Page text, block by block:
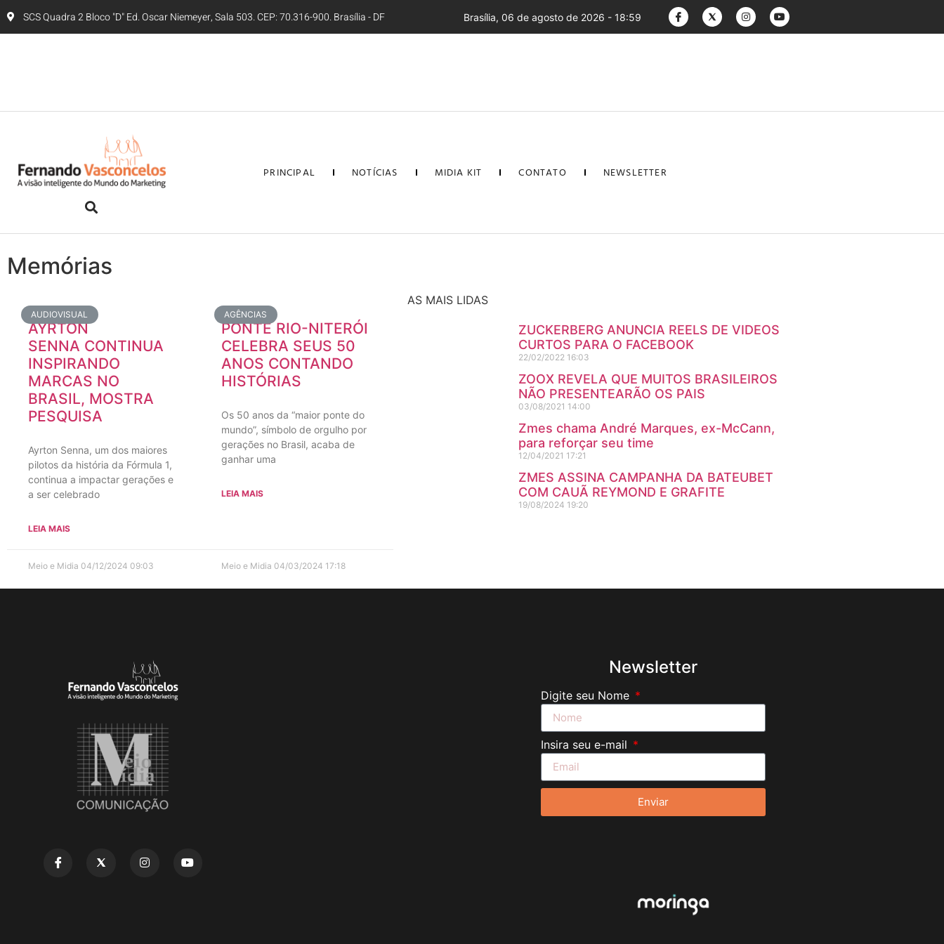
SCS Quadra 2 Bloco "D" Ed. Oscar Niemeyer, Sala 503. CEP: 70.316-900. Brasília - DF Brasília, 06 de agosto de 2026 - 18:59
PRINCIPAL NOTÍCIAS MIDIA KIT CONTATO NEWSLETTER
Memórias
AUDIOVISUAL
AYRTON
SENNA CONTINUA
INSPIRANDO
MARCAS NO
BRASIL, MOSTRA
PESQUISA
Ayrton Senna, um dos maiores
pilotos da história da Fórmula 1,
continua a impactar gerações e
a ser celebrado
LEIA MAIS
Meio e Midia 04/12/2024 09:03
AGÊNCIAS
PONTE RIO-NITERÓI
CELEBRA SEUS 50
ANOS CONTANDO
HISTÓRIAS
Os 50 anos da “maior ponte do
mundo”, símbolo de orgulho por
gerações no Brasil, acaba de
ganhar uma
LEIA MAIS
Meio e Midia 04/03/2024 17:18
AS MAIS LIDAS
ZUCKERBERG ANUNCIA REELS DE VIDEOS
CURTOS PARA O FACEBOOK
22/02/2022 16:03
ZOOX REVELA QUE MUITOS BRASILEIROS
NÃO PRESENTEARÃO OS PAIS
03/08/2021 14:00
Zmes chama André Marques, ex-McCann,
para reforçar seu time
12/04/2021 17:21
ZMES ASSINA CAMPANHA DA BATEUBET
COM CAUÃ REYMOND E GRAFITE
19/08/2024 19:20
Newsletter
Digite seu Nome
Insira seu e-mail
Enviar